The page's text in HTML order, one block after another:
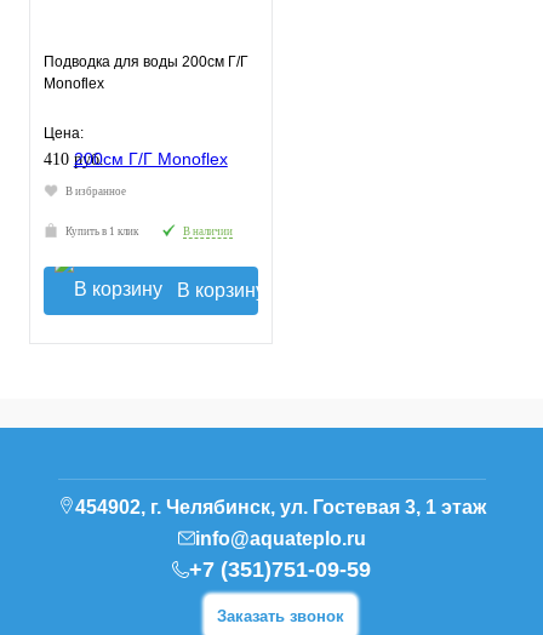
Подводка для воды 200см Г/Г
Monoflex
Цена:
410 руб.
В избранное
Купить в 1 клик В наличии
В корзину
454902, г. Челябинск, ул. Гостевая 3, 1 этаж
info@aquateplo.ru
+7 (351)751-09-59
Заказать звонок